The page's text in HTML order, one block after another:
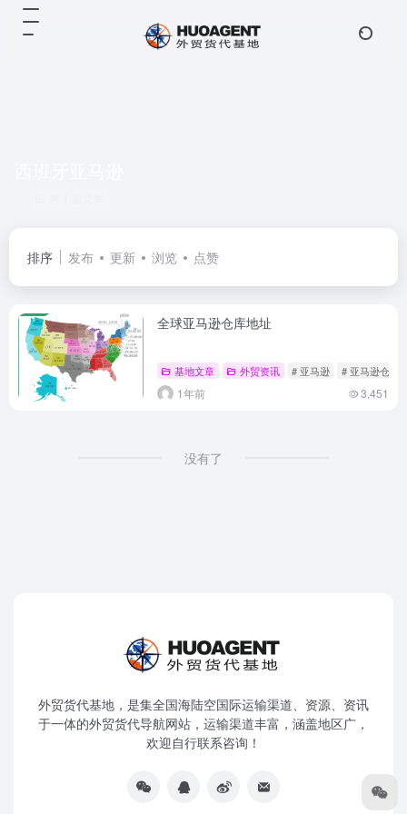
排序 发布 更新 浏览 点赞
全球亚马逊仓库地址
基地文章 外贸资讯 # 亚马逊 # 亚马逊仓库
1年前 3,451
没有了
外贸货代基地，是集全国海陆空国际运输渠道、资源、资讯
于一体的外贸货代导航网站，运输渠道丰富，涵盖地区广，
欢迎自行联系咨询！